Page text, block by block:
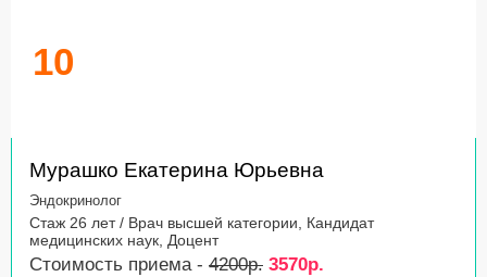
10
Мурашко Екатерина Юрьевна
Эндокринолог
Стаж 26 лет / Врач высшей категории, Кандидат
медицинских наук, Доцент
Стоимость приема - 4200р. 3570р.